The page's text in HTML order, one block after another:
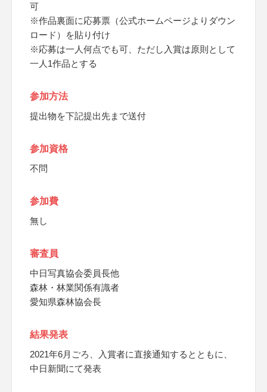
可
※作品裏面に応募票（公式ホームページよりダウン
ロード）を貼り付け
※応募は一人何点でも可、ただし入賞は原則として
一人1作品とする
参加方法
提出物を下記提出先まで送付
参加資格
不問
参加費
無し
審査員
中日写真協会委員長他
森林・林業関係有識者
愛知県森林協会長
結果発表
2021年6月ごろ、入賞者に直接通知するとともに、
中日新聞にて発表